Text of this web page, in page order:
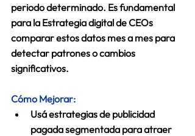
periodo determinado. Es fundamental
para la Estrategia digital de CEOs
comparar estos datos mes a mes para
detectar patrones o cambios
significativos.
Cómo Mejorar:
Usá estrategias de publicidad
pagada segmentada para atraer